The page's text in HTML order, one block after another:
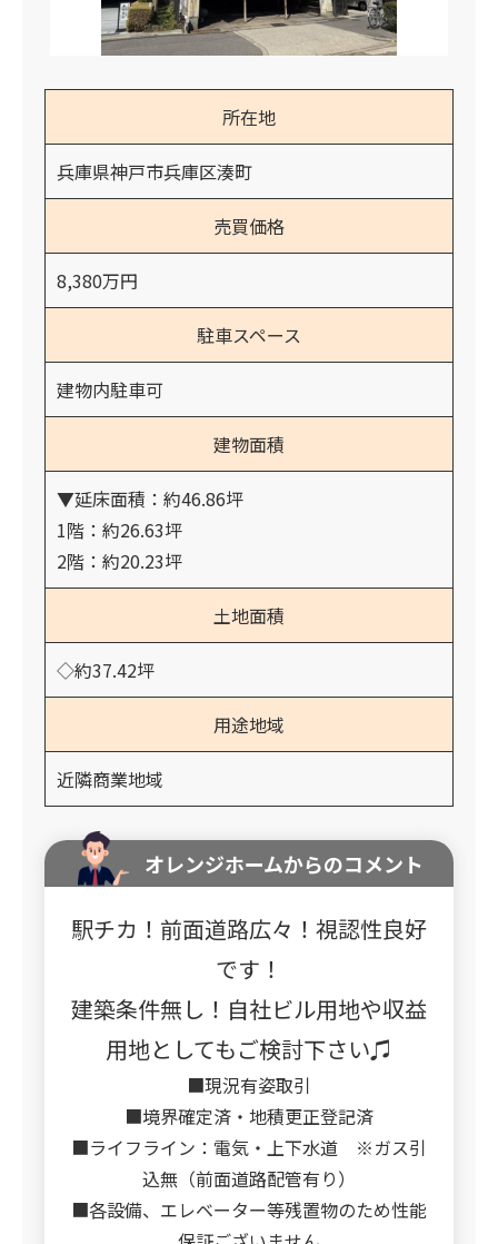
所在地
兵庫県神戸市兵庫区湊町
売買価格
8,380万円
駐車スペース
建物内駐車可
建物面積
▼延床面積：約46.86坪
1階：約26.63坪
2階：約20.23坪
土地面積
◇約37.42坪
用途地域
近隣商業地域
オレンジホームからのコメント
駅チカ！前面道路広々！視認性良好
です！
建築条件無し！自社ビル用地や収益
用地としてもご検討下さい♫
■現況有姿取引
■境界確定済・地積更正登記済
■ライフライン：電気・上下水道 ※ガス引
込無（前面道路配管有り）
■各設備、エレベーター等残置物のため性能